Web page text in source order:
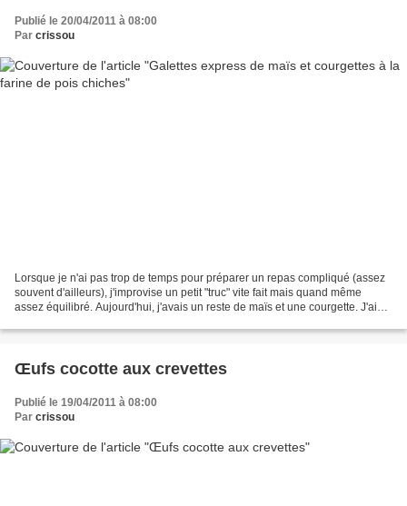
Publié le 20/04/2011 à 08:00
Par crissou
Lorsque je n'ai pas trop de temps pour préparer un repas compliqué (assez
souvent d'ailleurs), j'improvise un petit "truc" vite fait mais quand même
assez équilibré. Aujourd'hui, j'avais un reste de maïs et une courgette. J'ai
Œufs cocotte aux crevettes
Publié le 19/04/2011 à 08:00
Par crissou